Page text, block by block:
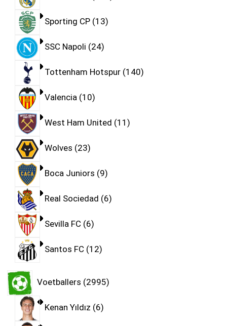
Sporting CP 13
SSC Napoli 24
Tottenham Hotspur 140
Valencia 10
West Ham United 11
Wolves 23
Boca Juniors 9
Real Sociedad 6
Sevilla FC 6
Santos FC 12
Voetballers 2995
Kenan Yıldız 6